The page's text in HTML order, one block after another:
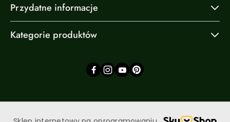
Przydatne informacje
Kategorie produktów